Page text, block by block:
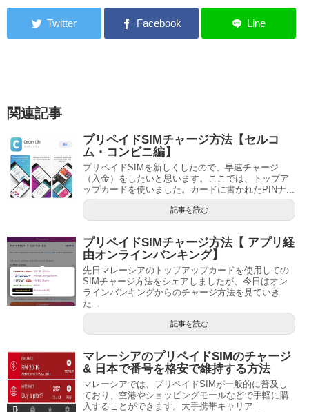
関連記事
プリペイドSIMチャージ方法【セルコ
ム・コンビニ編】
プリペイドSIMを新しくしたので、早速チャージ
（入金）をしたいと思います。ここでは、トップア
ップカードを使いました。カードに書かれたPINナ...
記事を読む
プリペイドSIMチャージ方法【 アプリ経
由オンラインバンキング】
先日マレーシアのトップアップカードを使用しての
SIMチャージ方法をシェアしましたが、今日はオン
ラインバンキングからのチャージ方法を見ていき
た...
記事を読む
マレーシアのプリペイドSIMのチャージ
& 日本で番号を格安で維持する方法
マレーシアでは、プリペイドSIMが一般的に普及し
ており、空港やショッピングモールなどで手軽に購
入することができます。大手携帯キャリア...